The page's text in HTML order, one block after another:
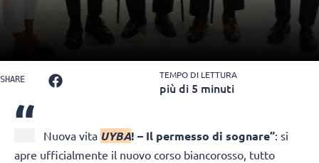
SHARE TEMPO DI LETTURA
più di 5 minuti
“ Nuova vita UYBA! – Il permesso di sognare”: si
apre ufficialmente il nuovo corso biancorosso, tutto